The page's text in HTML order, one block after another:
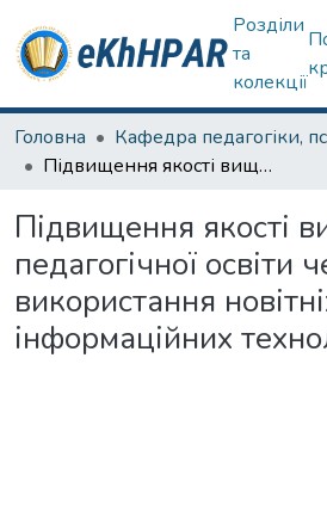
Розділи
та
колекції
Головна
Підвищення якості вищої педагогічної освіти через використання новітніх інформаційних технологій
Підвищення якості
педагогічної освіти
використання
інформаційних